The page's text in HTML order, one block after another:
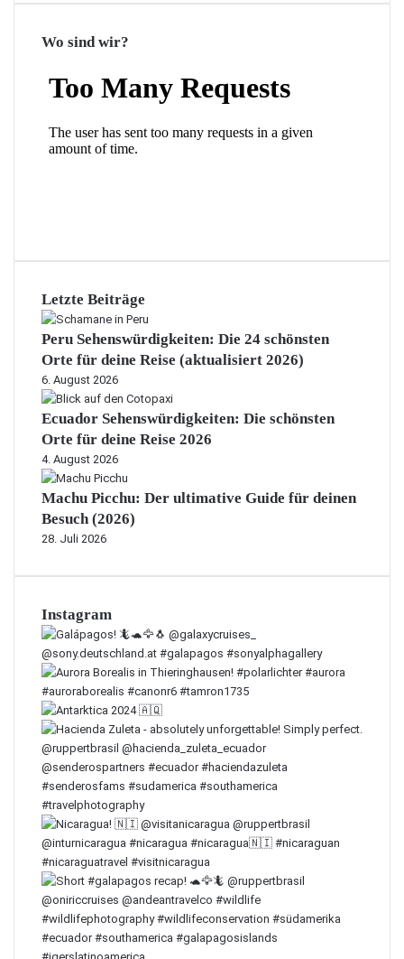
Wo sind wir?
Letzte Beiträge
Peru Sehenswürdigkeiten: Die 24 schönsten
Orte für deine Reise (aktualisiert 2026)
6. August 2026
Ecuador Sehenswürdigkeiten: Die schönsten
Orte für deine Reise 2026
4. August 2026
Machu Picchu: Der ultimative Guide für deinen
Besuch (2026)
28. Juli 2026
Instagram